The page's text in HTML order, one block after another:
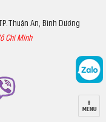
An, Bình Dương
Chí Minh